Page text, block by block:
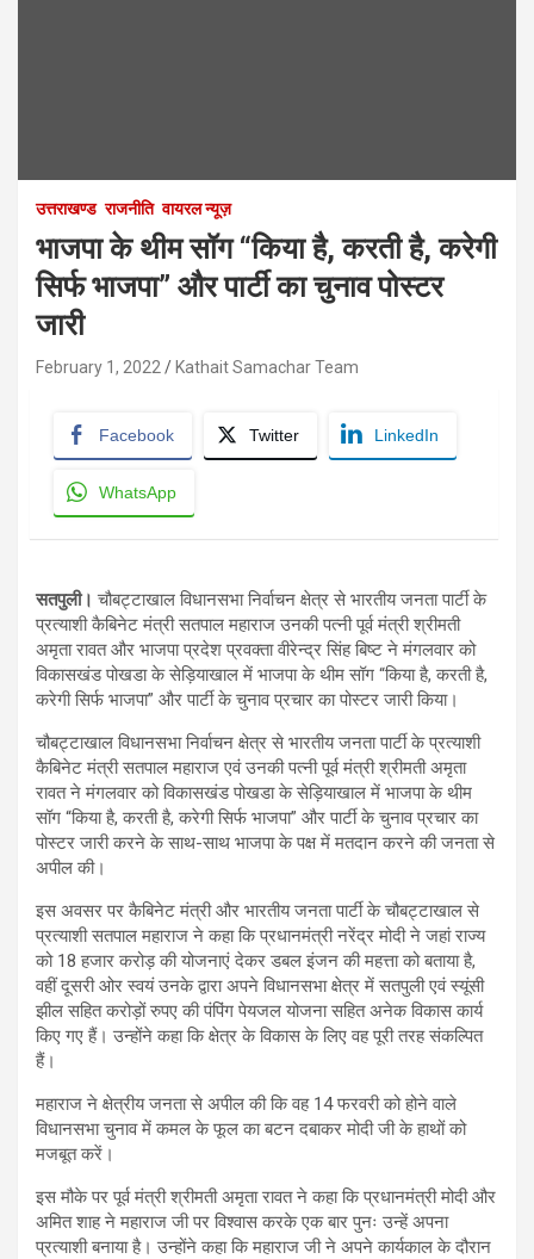
उत्तराखण्ड राजनीति वायरल न्यूज़
भाजपा के थीम सॉग “किया है, करती है, करेगी
सिर्फ भाजपा” और पार्टी का चुनाव पोस्टर
जारी
February 1, 2022 Kathait Samachar Team
Facebook Twitter LinkedIn
WhatsApp
सतपुली। चौबट्टाखाल विधानसभा निर्वाचन क्षेत्र से भारतीय जनता पार्टी के
प्रत्याशी कैबिनेट मंत्री सतपाल महाराज उनकी पत्नी पूर्व मंत्री श्रीमती
अमृता रावत और भाजपा प्रदेश प्रवक्ता वीरेन्द्र सिंह बिष्ट ने मंगलवार को
विकासखंड पोखडा के सेड़ियाखाल में भाजपा के थीम सॉग “किया है, करती है,
करेगी सिर्फ भाजपा” और पार्टी के चुनाव प्रचार का पोस्टर जारी किया।
चौबट्टाखाल विधानसभा निर्वाचन क्षेत्र से भारतीय जनता पार्टी के प्रत्याशी
कैबिनेट मंत्री सतपाल महाराज एवं उनकी पत्नी पूर्व मंत्री श्रीमती अमृता
रावत ने मंगलवार को विकासखंड पोखडा के सेड़ियाखाल में भाजपा के थीम
सॉग “किया है, करती है, करेगी सिर्फ भाजपा” और पार्टी के चुनाव प्रचार का
पोस्टर जारी करने के साथ-साथ भाजपा के पक्ष में मतदान करने की जनता से
अपील की।
इस अवसर पर कैबिनेट मंत्री और भारतीय जनता पार्टी के चौबट्टाखाल से
प्रत्याशी सतपाल महाराज ने कहा कि प्रधानमंत्री नरेंद्र मोदी ने जहां राज्य
को 18 हजार करोड़ की योजनाएं देकर डबल इंजन की महत्ता को बताया है,
वहीं दूसरी ओर स्वयं उनके द्वारा अपने विधानसभा क्षेत्र में सतपुली एवं स्यूंसी
झील सहित करोड़ों रुपए की पंपिंग पेयजल योजना सहित अनेक विकास कार्य
किए गए हैं। उन्होंने कहा कि क्षेत्र के विकास के लिए वह पूरी तरह संकल्पित
हैं।
महाराज ने क्षेत्रीय जनता से अपील की कि वह 14 फरवरी को होने वाले
विधानसभा चुनाव में कमल के फूल का बटन दबाकर मोदी जी के हाथों को
मजबूत करें।
इस मौके पर पूर्व मंत्री श्रीमती अमृता रावत ने कहा कि प्रधानमंत्री मोदी और
अमित शाह ने महाराज जी पर विश्वास करके एक बार पुनः उन्हें अपना
प्रत्याशी बनाया है। उन्होंने कहा कि महाराज जी ने अपने कार्यकाल के दौरान